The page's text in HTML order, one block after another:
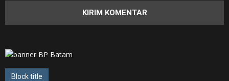
Block title